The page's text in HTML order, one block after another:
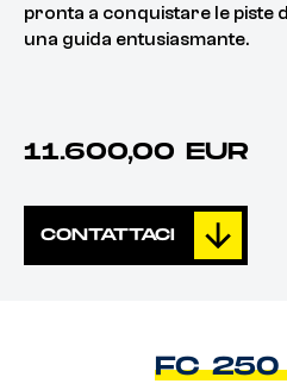
pronta a conquistare le piste
una guida entusiasmante.
11.600,00 EUR
CONTATTACI
FC